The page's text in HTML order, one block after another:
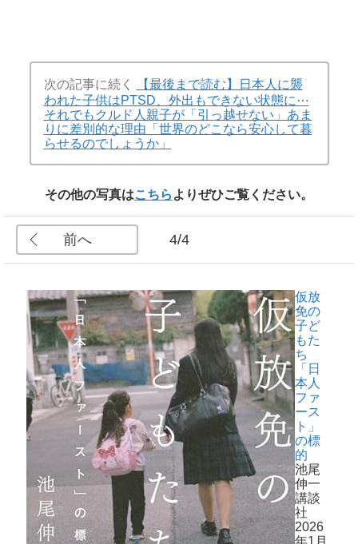
次の記事に続く
【最後まで読む】日本人に襲
われた子供はPTSD、外出もできない状態に⋯
それでもクルド人親子が「引っ越せない」あま
りに差別的な理由「世界のどこなら安心して暮
らせるのでしょうか」
その他の写真はこちら よりぜひご覧ください。
前へ 4/4
仮放
免の
子ど
もた
ち
「日
本人
ファ
ース
ト」
の標
的
池尾
伸一
講談
社
2026